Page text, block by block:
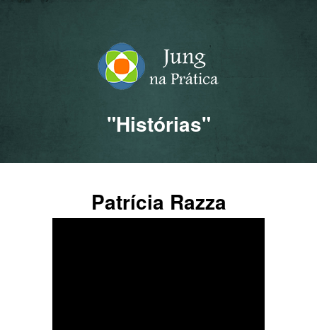
"Histórias"
Patrícia Razza